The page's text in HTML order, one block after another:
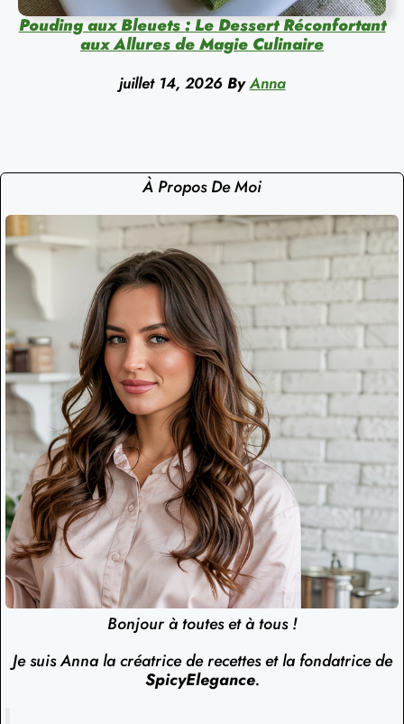
Pouding aux Bleuets : Le Dessert Réconfortant
aux Allures de Magie Culinaire
juillet 14, 2026 By Anna
À Propos De Moi
Bonjour à toutes et à tous !
Je suis Anna la créatrice de recettes et la fondatrice de
SpicyElegance.